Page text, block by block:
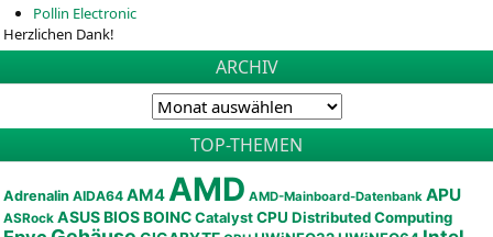
Pollin Electronic
Herzlichen Dank!
ARCHIV
TOP-THEMEN
Adrenalin AIDA64 AM4AMD AMD-Mainboard-Datenbank APU
ASRock ASUSBIOSBOINC Catalyst CPU Distributed Computing